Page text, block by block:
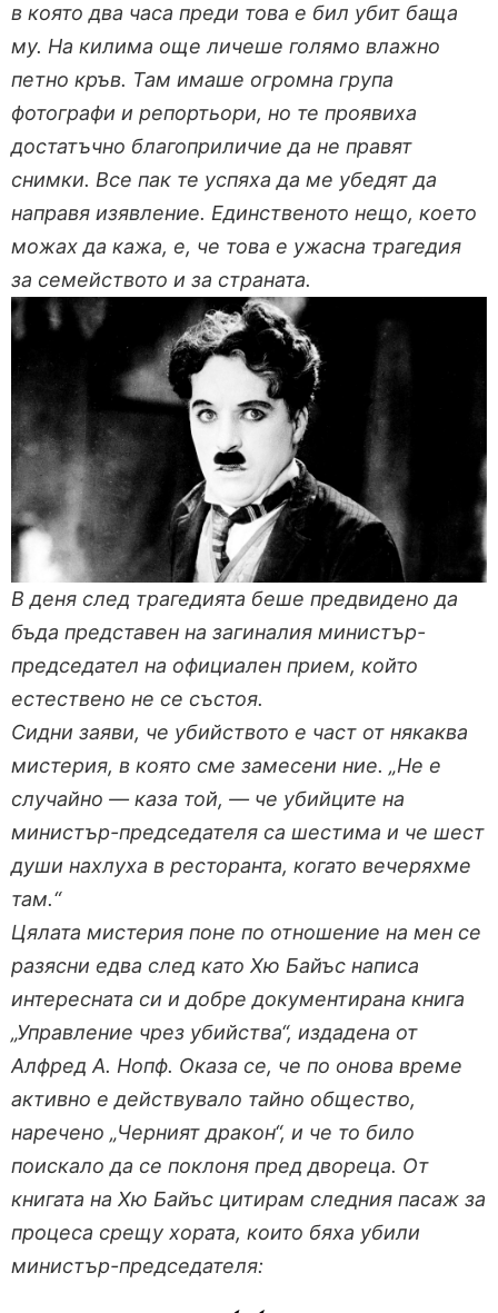
в която два часа преди това е бил убит баща
му. На килима още личеше голямо влажно
петно кръв. Там имаше огромна група
фотографи и репортьори, но те проявиха
достатъчно благоприличие да не правят
снимки. Все пак те успяха да ме убедят да
направя изявление. Единственото нещо, което
можах да кажа, е, че това е ужасна трагедия
за семейството и за страната.
В деня след трагедията беше предвидено да
бъда представен на загиналия министър-
председател на официален прием, който
естествено не се състоя.
Сидни заяви, че убийството е част от някаква
мистерия, в която сме замесени ние. „Не е
случайно — каза той, — че убийците на
министър-председателя са шестима и че шест
души нахлуха в ресторанта, когато вечеряхме
там.“
Цялата мистерия поне по отношение на мен се
разясни едва след като Хю Байъс написа
интересната си и добре документирана книга
„Управление чрез убийства“, издадена от
Алфред А. Нопф. Оказа се, че по онова време
активно е действувало тайно общество,
наречено „Черният дракон“, и че то било
поискало да се поклоня пред двореца. От
книгата на Хю Байъс цитирам следния пасаж за
процеса срещу хората, които бяха убили
министър-председателя: